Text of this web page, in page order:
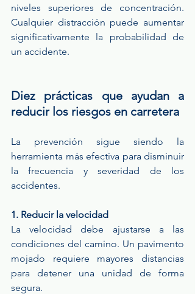
niveles superiores de concentración.
Cualquier distracción puede aumentar
significativamente la probabilidad de
un accidente.
Diez prácticas que ayudan a
reducir los riesgos en carretera
La prevención sigue siendo la
herramienta más efectiva para disminuir
la frecuencia y severidad de los
accidentes.
1. Reducir la velocidad
La velocidad debe ajustarse a las
condiciones del camino. Un pavimento
mojado requiere mayores distancias
para detener una unidad de forma
segura.